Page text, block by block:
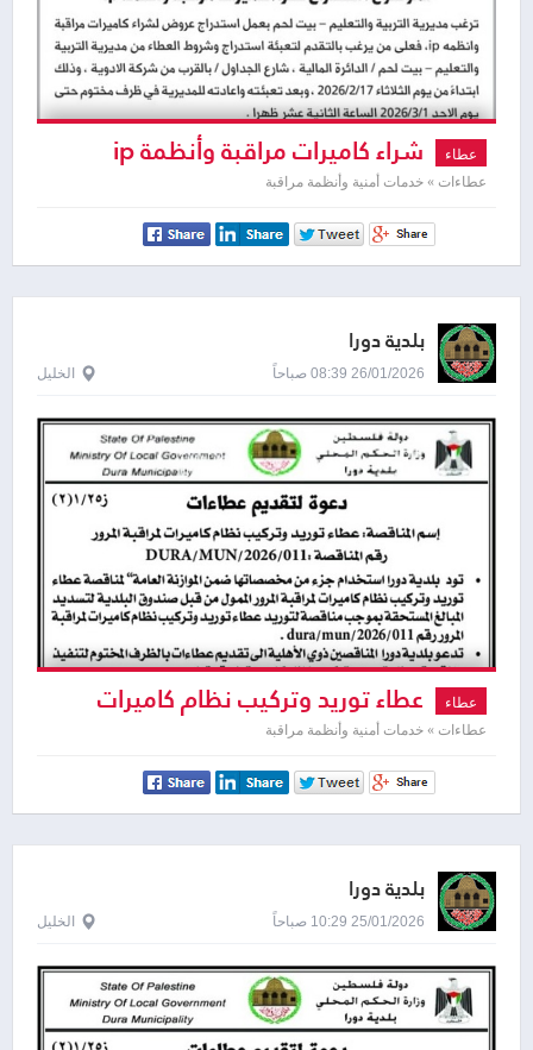
عطاء شراء كاميرات مراقبة وأنظمة ip
عطاءات » خدمات أمنية وأنظمة مراقبة
بلدية دورا
26/01/2026 08:39 صباحاً الخليل
عطاء عطاء توريد وتركيب نظام كاميرات
المراقبة المرور
عطاءات » خدمات أمنية وأنظمة مراقبة
بلدية دورا
25/01/2026 10:29 صباحاً الخليل